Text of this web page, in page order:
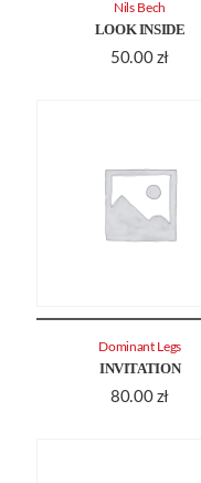
LOOK INSIDE
50.00 zł
Nils Bech
INVITATION
80.00 zł
Dominant Legs